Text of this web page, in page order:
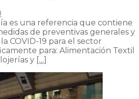
es una referencia que contiene
de preventivas generales y
COVID-19 para el sector
para: Alimentación Textil
y […]